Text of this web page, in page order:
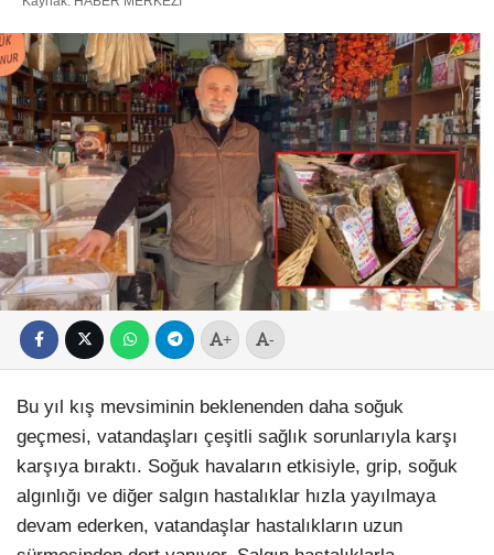
+ -
Bu yıl kış mevsiminin beklenenden daha soğuk
geçmesi, vatandaşları çeşitli sağlık sorunlarıyla karşı
karşıya bıraktı. Soğuk havaların etkisiyle, grip, soğuk
algınlığı ve diğer salgın hastalıklar hızla yayılmaya
devam ederken, vatandaşlar hastalıkların uzun